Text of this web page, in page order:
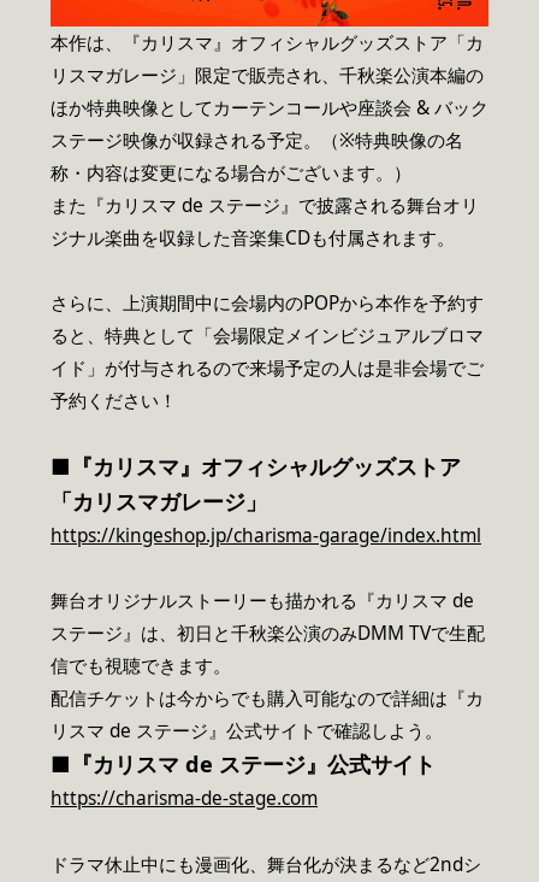
本作は、『カリスマ』オフィシャルグッズストア「カ
リスマガレージ」限定で販売され、千秋楽公演本編の
ほか特典映像としてカーテンコールや座談会 & バック
ステージ映像が収録される予定。（※特典映像の名
称・内容は変更になる場合がございます。）
また『カリスマ de ステージ』で披露される舞台オリ
ジナル楽曲を収録した音楽集CDも付属されます。
さらに、上演期間中に会場内のPOPから本作を予約す
ると、特典として「会場限定メインビジュアルブロマ
イド」が付与されるので来場予定の人は是非会場でご
予約ください！
■『カリスマ』オフィシャルグッズストア
「カリスマガレージ」
https://kingeshop.jp/charisma-garage/index.html
舞台オリジナルストーリーも描かれる『カリスマ de
ステージ』は、初日と千秋楽公演のみDMM TVで生配
信でも視聴できます。
配信チケットは今からでも購入可能なので詳細は『カ
リスマ de ステージ』公式サイトで確認しよう。
■『カリスマ de ステージ』公式サイト
https://charisma-de-stage.com
ドラマ休止中にも漫画化、舞台化が決まるなど2ndシ